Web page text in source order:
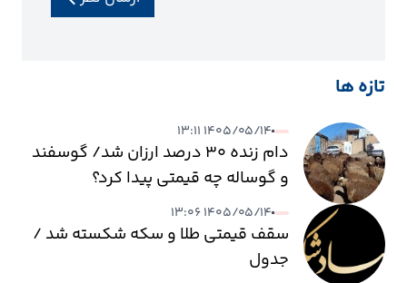
تازه ها
۱۴۰۵/۰۵/۱۴ ۱۳:۱۱
دام زنده ۳۰ درصد ارزان شد/ گوسفند
و گوساله چه قیمتی پیدا کرد؟
۱۴۰۵/۰۵/۱۴ ۱۳:۰۶
سقف قیمتی طلا و سکه شکسته شد /
جدول